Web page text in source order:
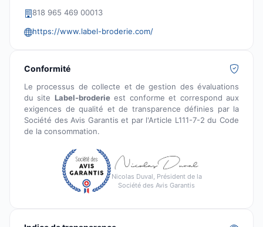
818 965 469 00013
https://www.label-broderie.com/
Conformité
Le processus de collecte et de gestion des évaluations
du site Label-broderieest conforme et correspond aux
exigences de qualité et de transparence définies par la
Société des Avis Garantis et par l'Article L111-7-2 du Code
de la consommation.
Nicolas Duval, Président de la
Société des Avis Garantis